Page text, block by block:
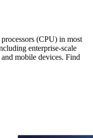
(CPU) in most
enterprise-scale
mobile devices. Find